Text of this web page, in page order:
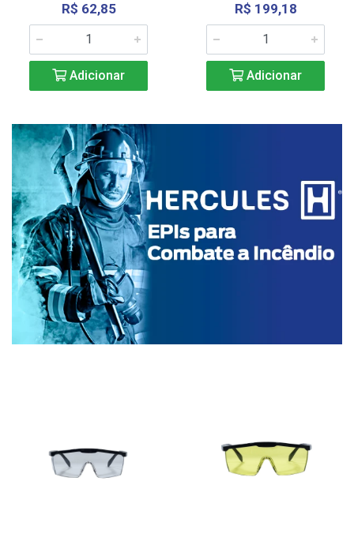
R$ 62,85
Adicionar
R$ 199,18
Adicionar